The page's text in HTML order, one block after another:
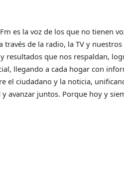
es la voz de los que no tienen
través de la radio, la TV y
resultados que nos respaldan,
llegando a cada hogar con
el ciudadano y la noticia,
avanzar juntos. Porque hoy y